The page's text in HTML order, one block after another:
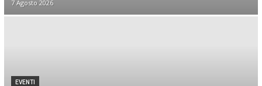
7 Agosto 2026
EVENTI